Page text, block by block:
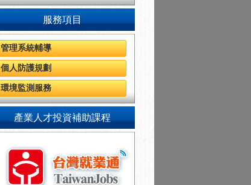
服務項目
管理系統輔導
個人防護規劃
環境監測服務
產業人才投資補助課程